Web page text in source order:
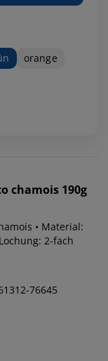
orange
chamois 190g
• Material:
2-fach
76645